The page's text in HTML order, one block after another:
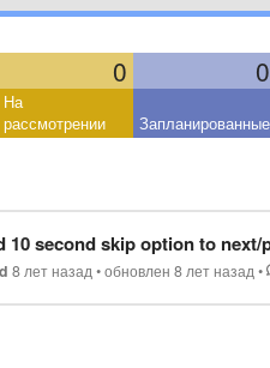
0 0
На
рассмотрении
Запланированные
10 second skip option to next/
8 лет назад•обновлен8 лет назад•